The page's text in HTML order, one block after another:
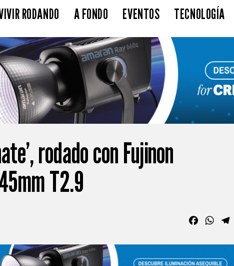
RODANDO A FONDO EVENTOS TECNOLOGÍA
rodado con Fujinon
T2.9
Facebook